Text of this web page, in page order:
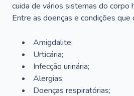
cuida de vários sistemas do corpo
Entre as doenças e condições
Amigdalite;
Urticária;
Infecção urinária;
Alergias;
Doenças respiratórias;